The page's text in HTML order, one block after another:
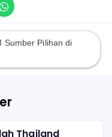
Sumber Pilihan di
Thailand